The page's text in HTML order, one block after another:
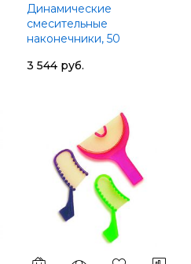
Динамические
смесительные
наконечники, 50
3 544 руб.